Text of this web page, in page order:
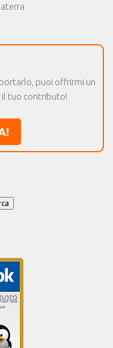
puoi offrirmi un
il tuo contributo!